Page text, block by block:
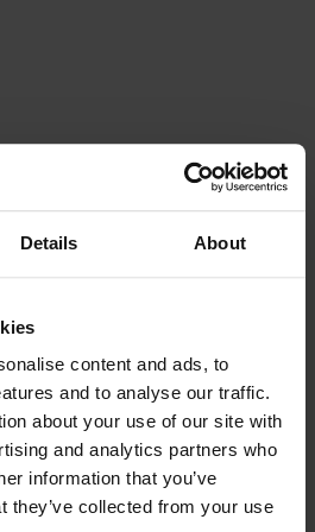
Details About
content and ads, to
and to analyse our traffic.
about your use of our site with
and analytics partners who
information that you’ve
they’ve collected from your use
gegenüber Wettbewerbern
SYMBIONT
IN MEINEM
das Equipment über ein
Set ist Hybrid-Training mit
Competence Center möglich.
MODELL BEI DIR
UNS JETZT! WIR